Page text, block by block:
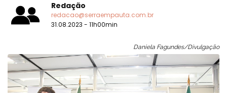
Redação
redacao@serraempauta.com.br
31.08.2023 - 11h00min
Daniela Fagundes/Divulgação